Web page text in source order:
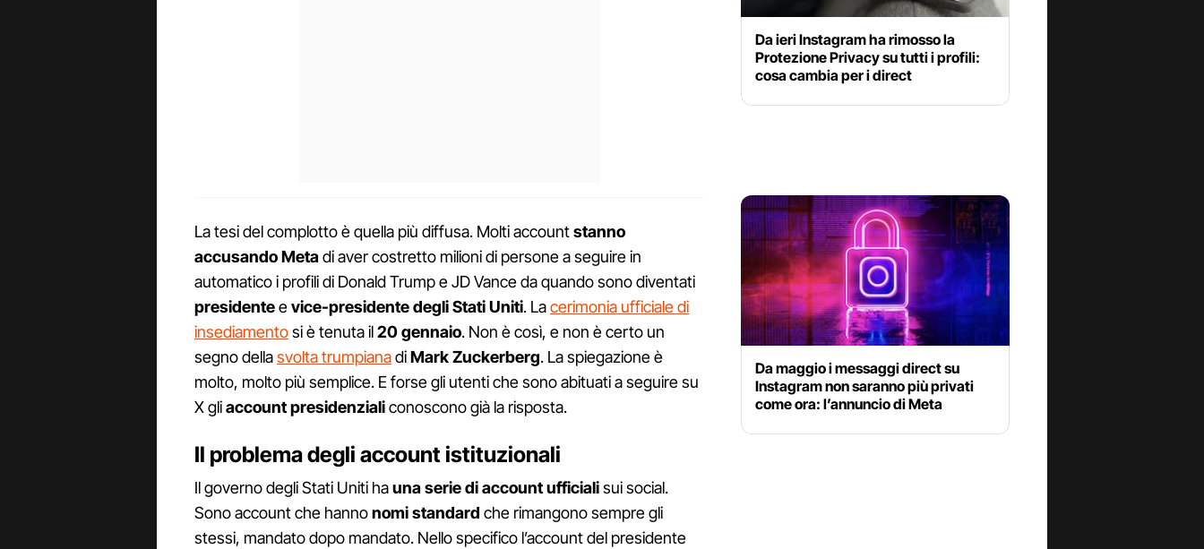
La tesi del complotto è quella più diffusa. Molti accountstanno
accusando Metadi aver costretto milioni di persone a seguire in
automatico i profili di Donald Trump e JD Vance da quando sono diventati
presidenteevice-presidente degli Stati Uniti. Lacerimonia ufficiale di
insediamentosi è tenuta il20 gennaio. Non è così, e non è certo un
segno dellasvolta trumpianadiMark Zuckerberg. La spiegazione è
molto, molto più semplice. E forse gli utenti che sono abituati a seguire su
X gliaccount presidenzialiconoscono già la risposta.
Il problema degli account istituzionali
Il governo degli Stati Uniti hauna serie di account ufficialisui social.
Sono account che hannonomi standard che rimangono sempre gli
stessi, mandato dopo mandato. Nello specifico l’account del presidente
Da ieri Instagram ha rimosso la
Protezione Privacy su tutti i profili:
cosa cambia per i direct
Da maggio i messaggi direct su
Instagram non saranno più privati
come ora: l’annuncio di Meta